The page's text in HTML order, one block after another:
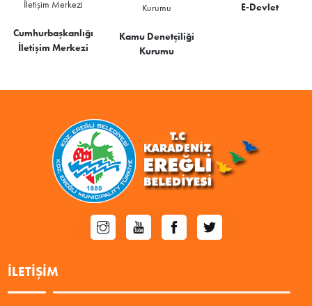
Cumhurbaşkanlığı
İletişim Merkezi
Kamu Denetçiliği
Kurumu
E-Devlet
İLETIŞIM